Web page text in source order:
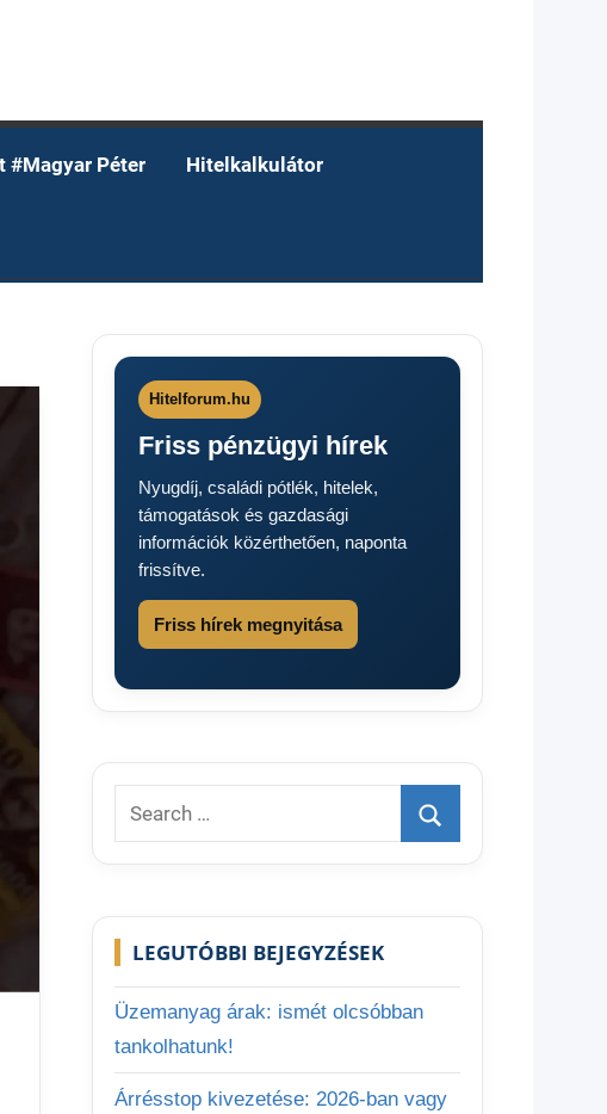
#Magyar Péter Hitelkalkulátor
Hitelforum.hu
Friss pénzügyi hírek
Nyugdíj, családi pótlék, hitelek,
támogatások és gazdasági
információk közérthetően, naponta
frissítve.
Friss hírek megnyitása
Search
for:
Search
LEGUTÓBBI BEJEGYZÉSEK
Üzemanyag árak: ismét olcsóbban
tankolhatunk!
Árrésstop kivezetése: 2026-ban vagy